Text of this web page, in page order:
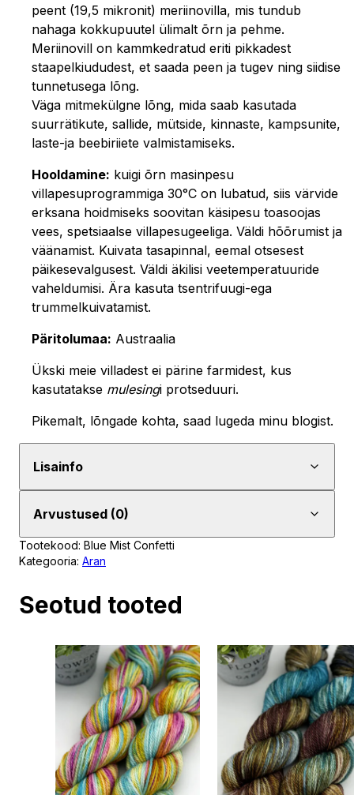
Tootekood: Blue Mist Confetti
Kategooria: Aran
peent (19,5 mikronit) meriinovilla, mis tundub
nahaga kokkupuutel ülimalt õrn ja pehme.
Meriinovill on kammkedratud eriti pikkadest
staapelkiududest, et saada peen ja tugev ning siidise
tunnetusega lõng.
Väga mitmekülgne lõng, mida saab kasutada
suurrätikute, sallide, mütside, kinnaste, kampsunite,
laste-ja beebiriiete valmistamiseks.
Hooldamine: kuigi õrn masinpesu
villapesuprogrammiga 30°C on lubatud, siis värvide
erksana hoidmiseks soovitan käsipesu toasoojas
vees, spetsiaalse villapesugeeliga. Väldi hõõrumist ja
väänamist. Kuivata tasapinnal, eemal otsesest
päikesevalgusest. Väldi äkilisi veetemperatuuride
vaheldumisi. Ära kasuta tsentrifuugi-ega
trummelkuivatamist.
Päritolumaa: Austraalia
Ükski meie villadest ei pärine farmidest, kus
kasutatakse mulesingi protseduuri.
Pikemalt, lõngade kohta, saad lugeda minu blogist.
Lisainfo
Arvustused (0)
Seotud tooted
Sellel
tootel
on
varianti.
Valikud
saab
valida
Sellel
tootel
on
varianti.
Valikud
saab
valida